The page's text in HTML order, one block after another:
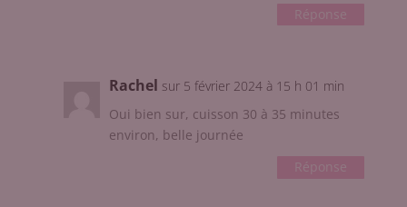
Réponse
Rachel sur 5 février 2024 à 15 h 01 min
Oui bien sur, cuisson 30 à 35 minutes
environ, belle journée
Réponse